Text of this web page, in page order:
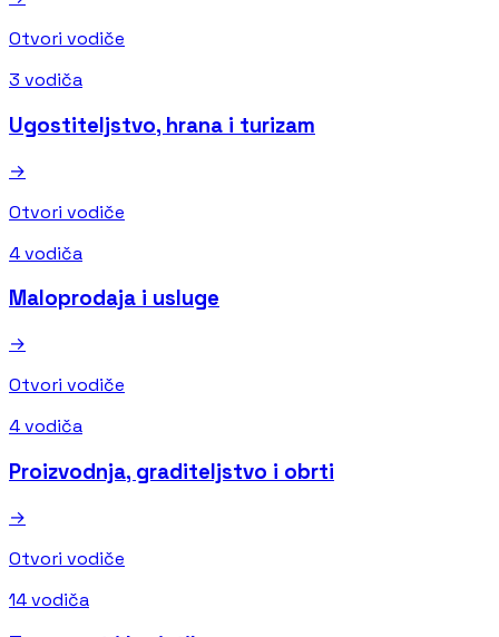
Otvori vodiče
3 vodiča
Ugostiteljstvo, hrana i turizam
→
Otvori vodiče
4 vodiča
Maloprodaja i usluge
→
Otvori vodiče
4 vodiča
Proizvodnja, graditeljstvo i obrti
→
Otvori vodiče
14 vodiča